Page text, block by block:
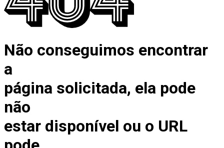
Não conseguimos encontrar
a
página solicitada, ela pode
não
estar disponível ou o URL